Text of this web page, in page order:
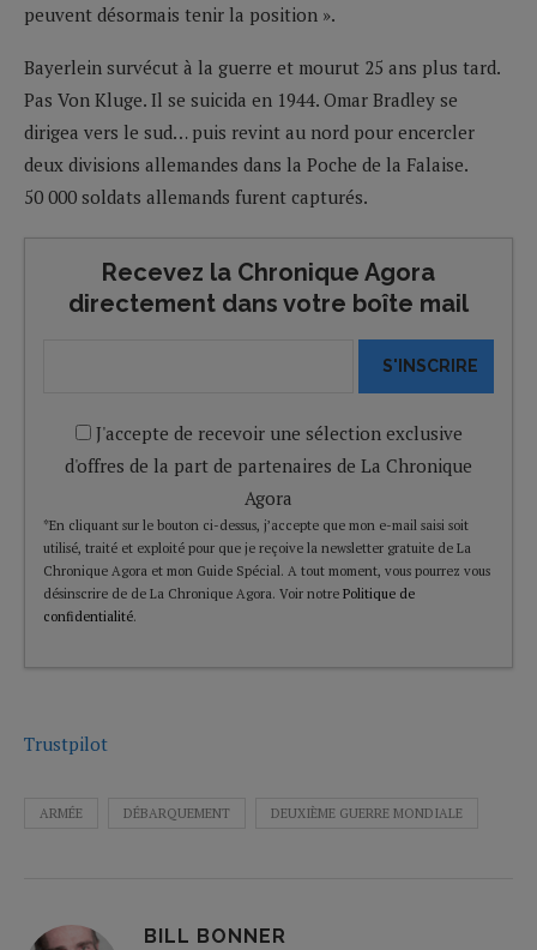
peuvent désormais tenir la position ».
Bayerlein survécut à la guerre et mourut 25 ans plus tard.
Pas Von Kluge. Il se suicida en 1944. Omar Bradley se
dirigea vers le sud… puis revint au nord pour encercler
deux divisions allemandes dans la Poche de la Falaise.
50 000 soldats allemands furent capturés.
Recevez la Chronique Agora
directement dans votre boîte mail
S'INSCRIRE
J'accepte de recevoir une sélection exclusive
d'offres de la part de partenaires de La Chronique
Agora
*En cliquant sur le bouton ci-dessus, j’accepte que mon e-mail saisi soit
utilisé, traité et exploité pour que je reçoive la newsletter gratuite de La
Chronique Agora et mon Guide Spécial. A tout moment, vous pourrez vous
désinscrire de de La Chronique Agora. Voir notre Politique de
confidentialité.
Trustpilot
ARMÉE DÉBARQUEMENT DEUXIÈME GUERRE MONDIALE
BILL BONNER